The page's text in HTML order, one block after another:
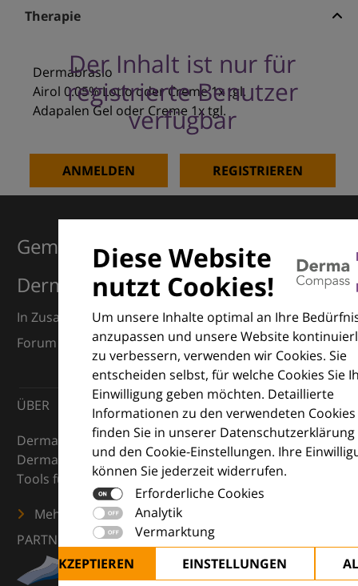
Therapie
Der Inhalt ist nur für
registrierte Benutzer
verfügbar
ANMELDEN REGISTRIEREN
Dermabrasio
Airol 0.05% Lotio oder Creme 1x tgl.
Adapalen Gel oder Creme 1x tgl.
Diese Website
nutzt Cookies!
Um unsere Inhalte optimal an Ihre
anzupassen und unsere Website
zu verbessern, verwenden wir Cookies. Sie
entscheiden selbst, für welche Cookies Sie
Einwilligung geben möchten. Detaillierte
Informationen zu den verwendeten Cookies
finden Sie in unserer Datenschutzerklärung
und den Cookie-Einstellungen. Ihre
können Sie jederzeit widerrufen.
Erforderliche Cookies
Analytik
Vermarktung
ALLE AKZEPTIEREN
EINSTELLUNGEN
Gemeinsam für Exzellenz in der
Dermatologie
In Zusammenarbeit mit dem European Dermatology
Forum (EDF) und Euroderm Excellence
ÜBER
DermaCompass ist Ihr digitaler Kompass für die
Dermatologie – mit Wissen, Bildern und praktischen
Tools für den klinischen Alltag.
Mehr erfahren
PARTNER